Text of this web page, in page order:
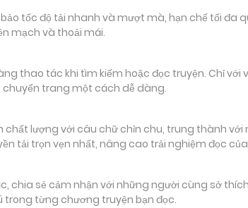
tốc độ tải nhanh và mượt mà, hạn chế tối đa
mạch và thoải mái.
thao tác khi tìm kiếm hoặc đọc truyện. Chỉ
trang một cách dễ dàng.
lượng với câu chữ chỉn chu, trung thành với
tải trọn vẹn nhất, nâng cao trải nghiệm đọc
chia sẻ cảm nhận với những người cùng sở
trong từng chương truyện bạn đọc.